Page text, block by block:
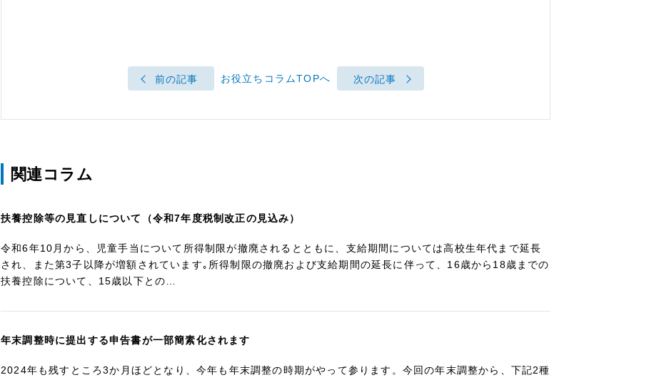
前の記事 お役立ちコラムTOPへ 次の記事
関連コラム
扶養控除等の見直しについて（令和7年度税制改正の見込み）
令和6年10月から、児童手当について所得制限が撤廃されるとともに、支給期間については高校生年代まで延長
され、また第3子以降が増額されています｡所得制限の撤廃および支給期間の延長に伴って、16歳から18歳までの
扶養控除について、15歳以下との…
年末調整時に提出する申告書が一部簡素化されます
2024年も残すところ3か月ほどとなり、今年も年末調整の時期がやって参ります。今回の年末調整から、下記2種